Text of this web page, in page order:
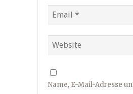
Name, E-Mail-Adresse